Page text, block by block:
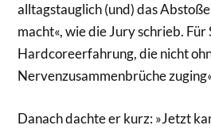
alltagstauglich (und) das
macht«, wie die Jury schrieb.
Hardcoreerfahrung, die nicht
Nervenzusammenbrüche
Danach dachte er kurz: »Jetzt